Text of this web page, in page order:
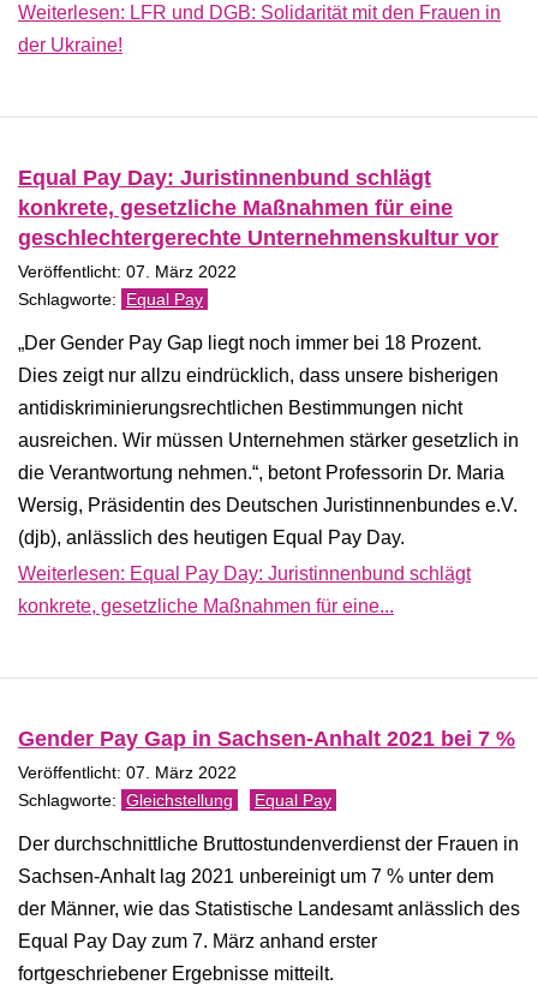
Weiterlesen: LFR und DGB: Solidarität mit den Frauen in
der Ukraine!
Equal Pay Day: Juristinnenbund schlägt
konkrete, gesetzliche Maßnahmen für eine
geschlechtergerechte Unternehmenskultur vor
Veröffentlicht: 07. März 2022
Equal Pay
„Der Gender Pay Gap liegt noch immer bei 18 Prozent.
Dies zeigt nur allzu eindrücklich, dass unsere bisherigen
antidiskriminierungsrechtlichen Bestimmungen nicht
ausreichen. Wir müssen Unternehmen stärker gesetzlich in
die Verantwortung nehmen.“, betont Professorin Dr. Maria
Wersig, Präsidentin des Deutschen Juristinnenbundes e.V.
(djb), anlässlich des heutigen Equal Pay Day.
Weiterlesen: Equal Pay Day: Juristinnenbund schlägt
konkrete, gesetzliche Maßnahmen für eine...
Gender Pay Gap in Sachsen-Anhalt 2021 bei 7 %
Veröffentlicht: 07. März 2022
Gleichstellung Equal Pay
Der durchschnittliche Bruttostundenverdienst der Frauen in
Sachsen-Anhalt lag 2021 unbereinigt um 7 % unter dem
der Männer, wie das Statistische Landesamt anlässlich des
Equal Pay Day zum 7. März anhand erster
fortgeschriebener Ergebnisse mitteilt.